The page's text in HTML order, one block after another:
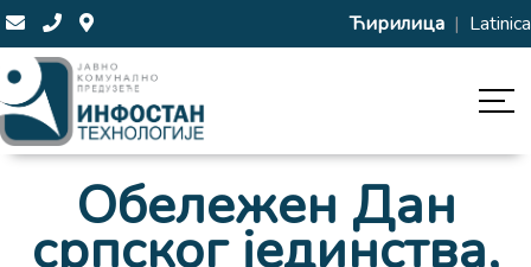
Ћирилица | Latinica
Обележен Дан
српског јединства,